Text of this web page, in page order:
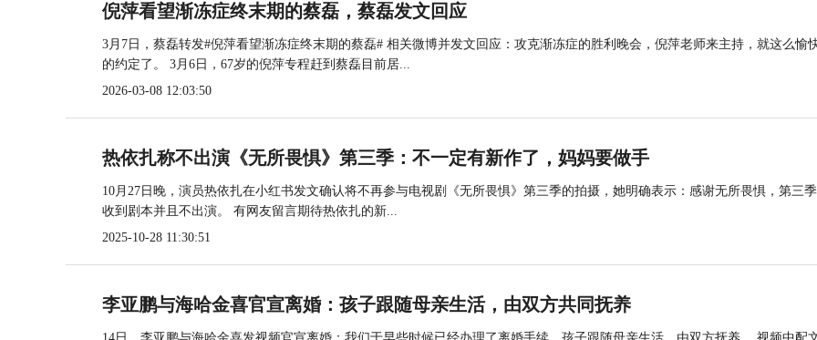
倪萍看望渐冻症终末期的蔡磊，蔡磊发文回应
3月7日，蔡磊转发#倪萍看望渐冻症终末期的蔡磊# 相关微博并发文回应：攻克渐冻症的胜利晚会，倪萍老师来主持，就这么愉
的约定了。 3月6日，67岁的倪萍专程赶到蔡磊目前居...
2026-03-08 12:03:50
热依扎称不出演《无所畏惧》第三季：不一定有新作了，妈妈要做手
10月27日晚，演员热依扎在小红书发文确认将不再参与电视剧《无所畏惧》第三季的拍摄，她明确表示：感谢无所畏惧，第三
收到剧本并且不出演。 有网友留言期待热依扎的新...
2025-10-28 11:30:51
李亚鹏与海哈金喜官宣离婚：孩子跟随母亲生活，由双方共同抚养